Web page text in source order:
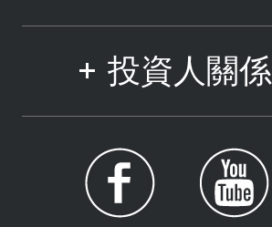
投資人關係